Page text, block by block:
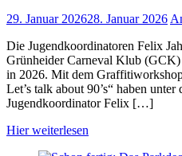
29. Januar 202628. Januar 2026
Die Jugendkoordinatoren Felix
Grünheider Carneval Klub (GCK)
in 2026. Mit dem
Let’s talk about 90’s“ haben
Jugendkoordinator Felix […]
Hier weiterlesen